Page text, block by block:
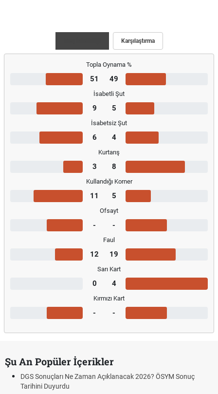
Karşılaştırma
Topla Oynama %
51 49
İsabetli Şut
9 5
İsabetsiz Şut
6 4
Kurtarış
3 8
Kullandığı Korner
11 5
Ofsayt
- -
Faul
12 19
Sarı Kart
0 4
Kırmızı Kart
- -
Şu An Popüler İçerikler
DGS Sonuçları Ne Zaman Açıklanacak 2026? ÖSYM Sonuç
Tarihini Duyurdu